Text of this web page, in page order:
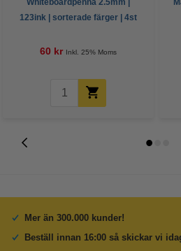
Whiteboardpenna 2.5mm |
123ink | sorterade färger | 4st
60 kr Inkl. 25% Moms
Mer än 300.000 kunder!
Beställ innan 16:00 så skickar vi